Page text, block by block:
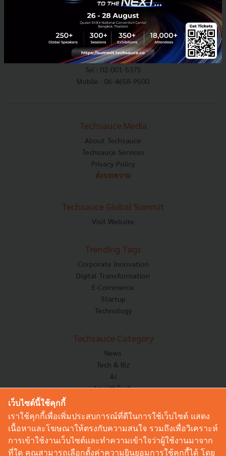
E-mail :contact@techsauce.co
Tel : 02-001-5375
Mobile : 06-4658-9500
Techsauce Media
About Techsauce
Techsauce Services
Privacy Policy
ส่งบทความ
Techsauce Global Summit
Visit Website
Trending Tags
Corporate Innovation
Digital Transformation
E-Commerce
Startup
Technology
Techsauce Category
News
Tech & Biz
AI
HealthTech
Corp Innov
Saucy Thoughts
Based On
Sustainable
เว็บไซต์นี้ใช้คุกกี้
เราใช้คุกกี้เพื่อเพิ่มประสบการณ์ที่ดีในการใช้เว็บไซต์ แสดง
เนื้อหาและโฆษณาให้ตรงกับความสนใจ รวมถึงเพื่อวิเคราะห์
การเข้าใช้งานเว็บไซต์และทำความเข้าใจว่าผู้ใช้งานมาจาก
ที่ใด คุณสามารถเลือกตั้งค่าความยินยอมการใช้คุกกี้ได้ โดย